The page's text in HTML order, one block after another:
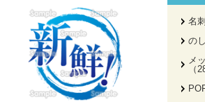
名
の
メ
（